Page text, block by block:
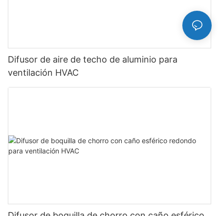
Difusor de aire de techo de aluminio para
ventilación HVAC